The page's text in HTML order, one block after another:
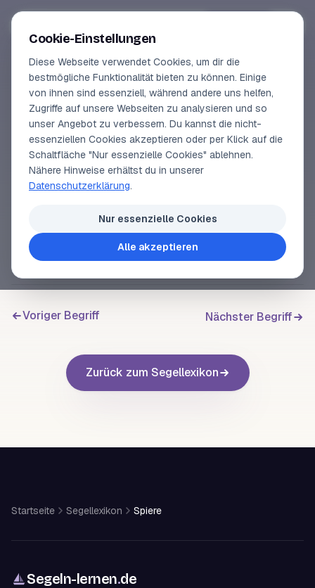
Online-Kurse
Vorschau
Erfahrungen
Lehrbuchautor
SEGELLEXIKON
Spiere
Runde Holzstange, heute zumeist aus Leichtmetall.
, der Fockbaum. Aus Spieren
besteht auch die Spierentonne.
Voriger Begriff Nächster Begriff
Zurück zum Segellexikon
Startseite Segellexikon Spiere
Segeln-lernen.de
Cookie-Einstellungen
Diese Webseite verwendet Cookies, um dir die
bestmögliche Funktionalität bieten zu können. Einige
von ihnen sind essenziell, während andere uns helfen,
Zugriffe auf unsere Webseiten zu analysieren und so
unser Angebot zu verbessern. Du kannst die nicht-
essenziellen Cookies akzeptieren oder per Klick auf die
Schaltfläche "Nur essenzielle Cookies" ablehnen.
Nähere Hinweise erhältst du in unserer
Datenschutzerklärung.
Nur essenzielle Cookies
Alle akzeptieren